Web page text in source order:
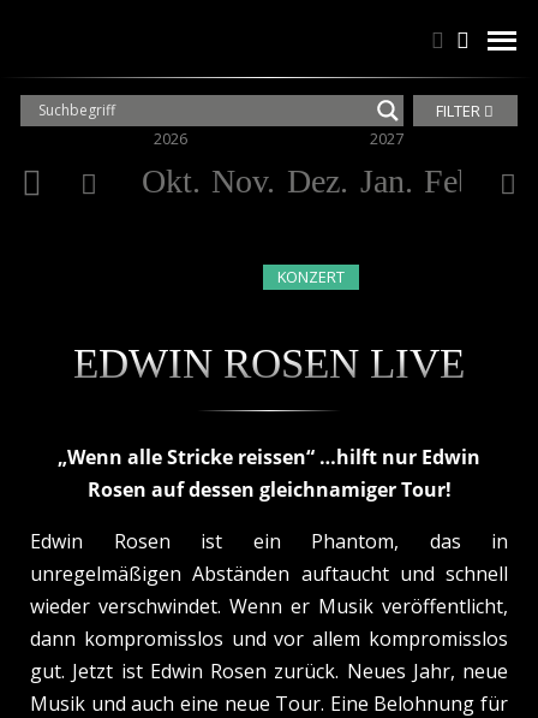
Suchen
Suchen
2026
Okt. Nov. Dez.
2027
Jan. Feb.
FILTER
KONZERT
EDWIN ROSEN LIVE
„Wenn alle Stricke reissen“ …hilft nur Edwin
Rosen auf dessen gleichnamiger Tour!
Edwin Rosen ist ein Phantom, das in
unregelmäßigen Abständen auftaucht und schnell
wieder verschwindet. Wenn er Musik veröffentlicht,
dann kompromisslos und vor allem kompromisslos
gut. Jetzt ist Edwin Rosen zurück. Neues Jahr, neue
Musik und auch eine neue Tour. Eine Belohnung für